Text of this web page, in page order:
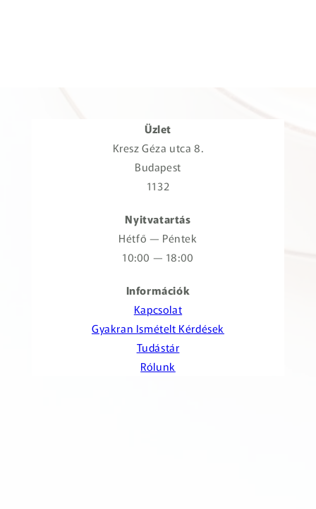
Üzlet
Kresz Géza utca 8.
Budapest
1132
Nyitvatartás
Hétfő — Péntek
10:00 — 18:00
Információk
Kapcsolat
Gyakran Ismételt Kérdések
Tudástár
Rólunk